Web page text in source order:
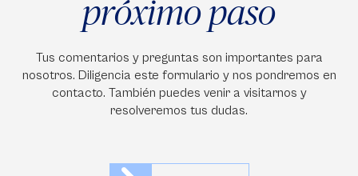
próximo paso
Tus comentarios y preguntas son importantes para
nosotros. Diligencia este formulario y nos pondremos en
contacto. También puedes venir a visitarnos y
resolveremos tus dudas.